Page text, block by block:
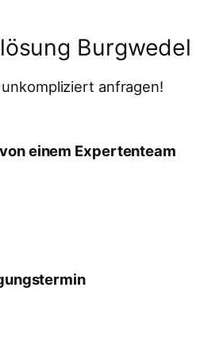
Burgwedel
anfragen!
einem Expertenteam